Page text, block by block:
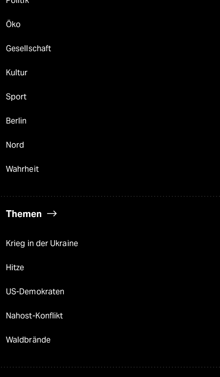
Öko
Gesellschaft
Kultur
Sport
Berlin
Nord
Wahrheit
Themen
Krieg in der Ukraine
Hitze
US-Demokraten
Nahost-Konflikt
Waldbrände